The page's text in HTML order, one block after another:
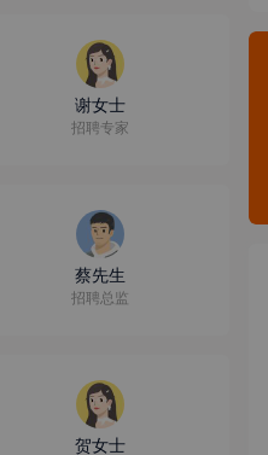
谢女士
招聘专家
蔡先生
招聘总监
贺女士